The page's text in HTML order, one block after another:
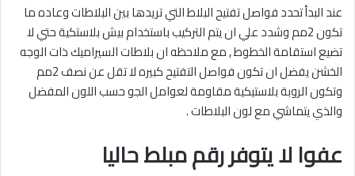
عند البدأ تحدد فواصل تفتيح البلاط التي تريدها بين البلاطات وعاده ما
تكون 2مم وشدد علي ان يتم التركيب باستخدام بيش بلاستكية حتي لا
تضيع استقامة الخطوط , مع ملاحظه ان بلاطات السيراميك ذات الوجه
الخشن يفضل ان تكون فواصل التفتيح كبيره لا تقل عن نصف 2مم
وتكون الروبة بلاستيكية مقاومة لعوامل الجو حسب اللون المفضل
والذي يتماشي مع لون البلاطات .
عفوا لا يتوفر رقم مبلط حاليا